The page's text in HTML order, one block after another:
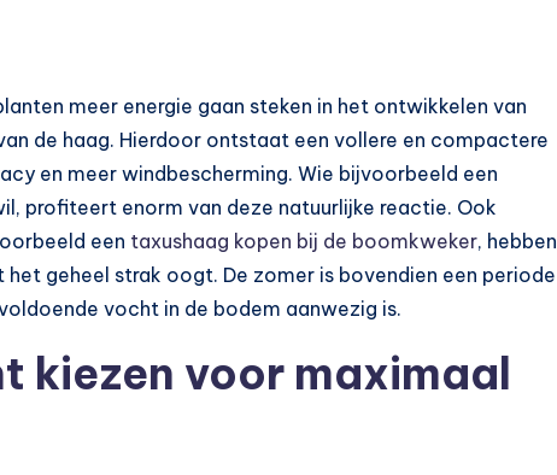
meer energie gaan steken in het ontwikkelen van
de haag. Hierdoor ontstaat een vollere en compactere
en meer windbescherming. Wie bijvoorbeeld een
profiteert enorm van deze natuurlijke reactie. Ook
een taxushaag kopen bij de boomkweker, hebben
geheel strak oogt. De zomer is bovendien een periode
vocht in de bodem aanwezig is.
kiezen voor maximaal